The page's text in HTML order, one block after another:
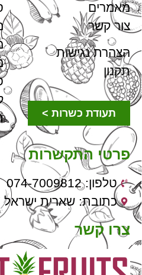
מאמרים
צור קשר
הצהרת נגישות
תקנון
תעודת כשרות >
פרטי התקשרות
טלפון: 074-7009812
כתובת: שארית ישראל 37, תל אביב
צרו קשר